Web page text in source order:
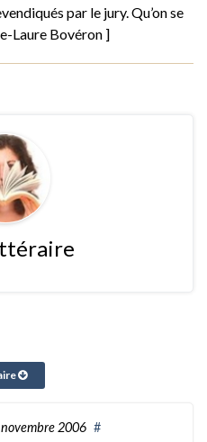
par le jury. Qu’on se
Laure Bovéron ]
2006 #